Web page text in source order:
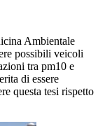
Ambientale
possibili veicoli
tra pm10 e
di essere
questa tesi rispetto